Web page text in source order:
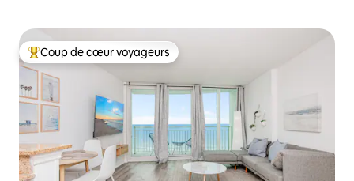
Coups de cœur voyageurs les plus appréciés
Coup de cœur voyageurs